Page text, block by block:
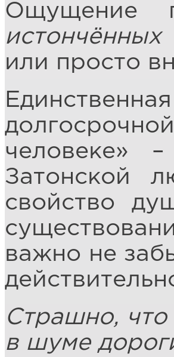
Ощущение
или просто
человеке»
Затонской
свойство
важно не
Страшно,
в шуме